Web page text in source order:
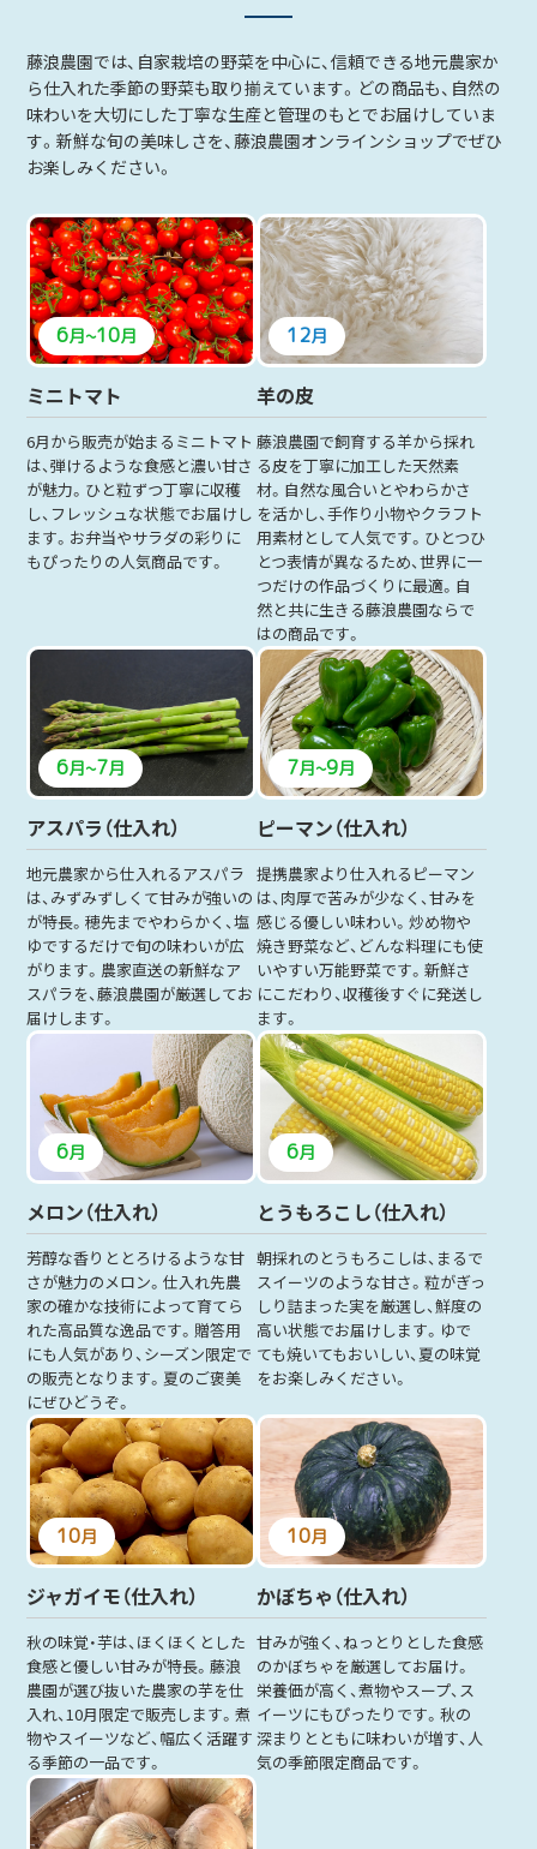
藤浪農園では、自家栽培の野菜を中心に、信頼できる地元農家か
ら仕入れた季節の野菜も取り揃えています。どの商品も、自然の
味わいを大切にした丁寧な生産と管理のもとでお届けしていま
す。新鮮な旬の美味しさを、藤浪農園オンラインショップでぜひ
お楽しみください。
6月~10月
ミニトマト
6月から販売が始まるミニトマト
は、弾けるような食感と濃い甘さ
が魅力。ひと粒ずつ丁寧に収穫
し、フレッシュな状態でお届けし
ます。お弁当やサラダの彩りに
もぴったりの人気商品です。
12月
羊の皮
藤浪農園で飼育する羊から採れ
る皮を丁寧に加工した天然素
材。自然な風合いとやわらかさ
を活かし、手作り小物やクラフト
用素材として人気です。ひとつひ
とつ表情が異なるため、世界に一
つだけの作品づくりに最適。自
然と共に生きる藤浪農園ならで
はの商品です。
6月~7月
アスパラ（仕入れ）
地元農家から仕入れるアスパラ
は、みずみずしくて甘みが強いの
が特長。穂先までやわらかく、塩
ゆでするだけで旬の味わいが広
がります。農家直送の新鮮なア
スパラを、藤浪農園が厳選してお
届けします。
7月~9月
ピーマン（仕入れ）
提携農家より仕入れるピーマン
は、肉厚で苦みが少なく、甘みを
感じる優しい味わい。炒め物や
焼き野菜など、どんな料理にも使
いやすい万能野菜です。新鮮さ
にこだわり、収穫後すぐに発送し
ます。
6月
メロン（仕入れ）
芳醇な香りととろけるような甘
さが魅力のメロン。仕入れ先農
家の確かな技術によって育てら
れた高品質な逸品です。贈答用
にも人気があり、シーズン限定で
の販売となります。夏のご褒美
にぜひどうぞ。
6月
とうもろこし（仕入れ）
朝採れのとうもろこしは、まるで
スイーツのような甘さ。粒がぎっ
しり詰まった実を厳選し、鮮度の
高い状態でお届けします。ゆで
ても焼いてもおいしい、夏の味覚
をお楽しみください。
10月
ジャガイモ（仕入れ）
秋の味覚・芋は、ほくほくとした
食感と優しい甘みが特長。藤浪
農園が選び抜いた農家の芋を仕
入れ、10月限定で販売します。煮
物やスイーツなど、幅広く活躍す
る季節の一品です。
10月
かぼちゃ（仕入れ）
甘みが強く、ねっとりとした食感
のかぼちゃを厳選してお届け。
栄養価が高く、煮物やスープ、ス
イーツにもぴったりです。秋の
深まりとともに味わいが増す、人
気の季節限定商品です。